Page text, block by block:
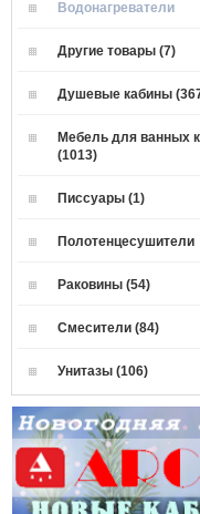
Водонагреватели
Другие товары (7)
Душевые кабины
Мебель для ванных
(1013)
Писсуары (1)
Полотенцесушители
Раковины (54)
Смесители (84)
Унитазы (106)